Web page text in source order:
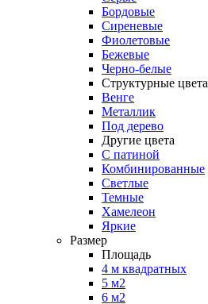
Бордовые
Сиреневые
Фиолетовые
Бежевые
Черно-белые
Структурные цвета
Венге
Металлик
Под дерево
Другие цвета
С патиной
Комбинированные
Светлые
Темные
Хамелеон
Яркие
Размер
Площадь
4 м квадратных
5 м2
6 м2